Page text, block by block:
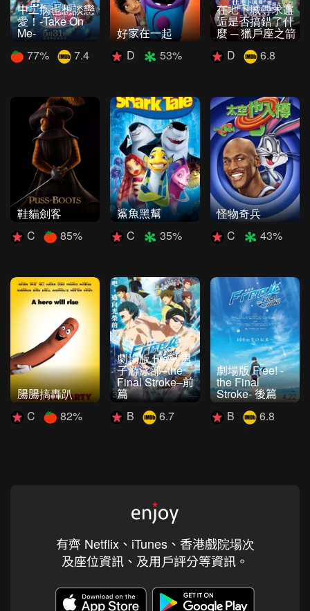
中二病也想談戀
愛！-Take On
Me-
77%
7.4
好家在一起
D
53%
在地下城尋求邂
逅是否搞錯了什
麼 ─ 獵戶座之箭
D
6.8
鞋貓劍客
C
85%
鯊魚黑幫
C
35%
怪物奇兵
C
43%
腸腸搞轟趴
C
82%
劇場版 Free! 男
子游泳部–the
Final Stroke–前
篇
B
6.7
劇場版 Free! -
the Final
Stroke- 後篇
B
6.8
有齊 Netflix、iTunes、香港戲院場次
及座位資訊、及用戶評分等資訊。